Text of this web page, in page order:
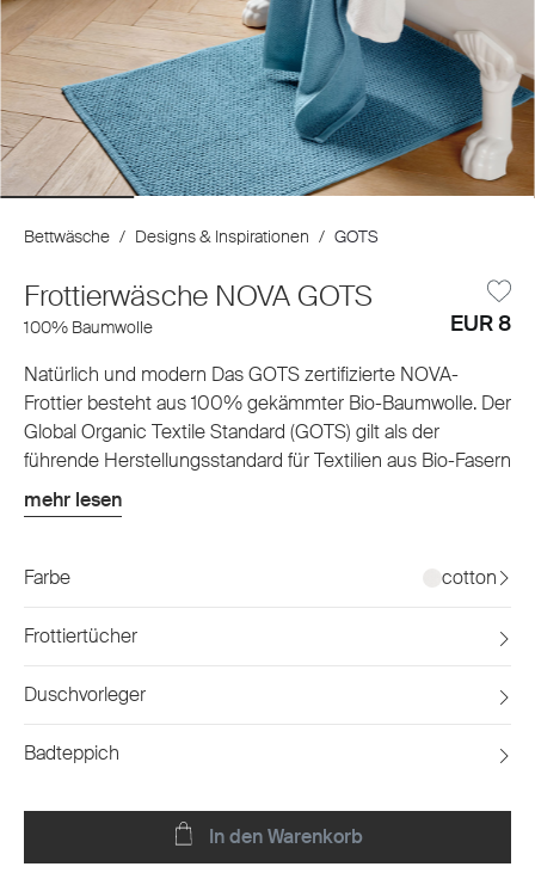
Bettwäsche / Designs & Inspirationen / GOTS
Frottierwäsche NOVA GOTS
100% Baumwolle EUR 8
Natürlich und modern Das GOTS zertifizierte NOVA-
Frottier besteht aus 100% gekämmter Bio-Baumwolle. Der
Global Organic Textile Standard (GOTS) gilt als der
führende Herstellungsstandard für Textilien aus Bio-Fasern
weltweit. Neben der nachhaltigen und umweltverträglichen
Herstellungsweise bringt NOVA eine hohe Saugfähigkeit
Farben. Die lebendige Anordnung der Frottierschleifen
verleiht NOVA eine ganz besondere Jacquard Struktur mit
modernem Look.
mehr lesen
Farbe cotton
Frottiertücher
Duschvorleger
Badteppich
In den Warenkorb